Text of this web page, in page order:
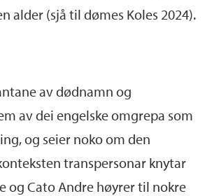
alder (sjå til dømes Koles 2024).
av dødnamn og
av dei engelske omgrepa som
og seier noko om den
transpersonar knytar
og Cato Andre høyrer til nokre